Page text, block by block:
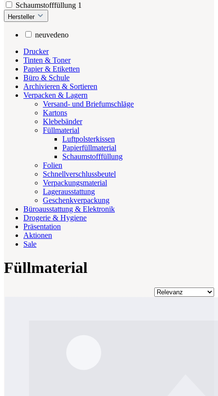
Schaumstofffüllung 1
Hersteller
neuvedeno
Drucker
Tinten & Toner
Papier & Etiketten
Büro & Schule
Archivieren & Sortieren
Verpacken & Lagern
Versand- und Briefumschläge
Kartons
Klebebänder
Füllmaterial
Luftpolsterkissen
Papierfüllmaterial
Schaumstofffüllung
Folien
Schnellverschlussbeutel
Verpackungsmaterial
Lagerausstattung
Geschenkverpackung
Büroausstattung & Elektronik
Drogerie & Hygiene
Präsentation
Aktionen
Sale
Füllmaterial